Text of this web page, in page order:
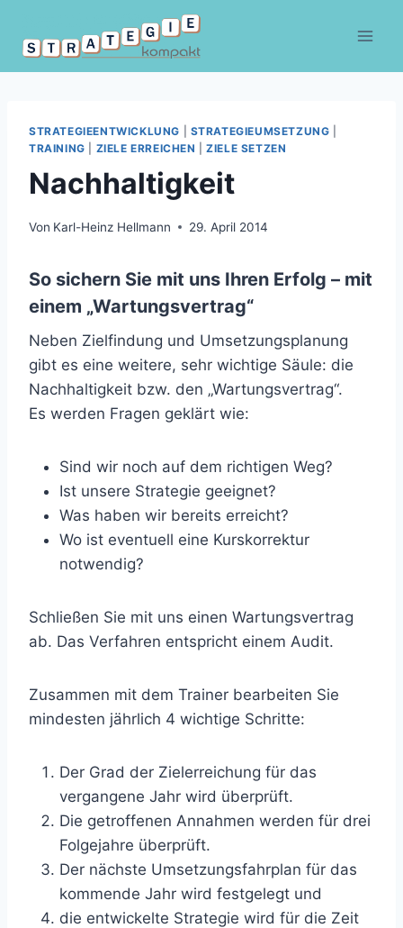
Inhalt
springen
STRATEGIEENTWICKLUNG STRATEGIEUMSETZUNG
TRAINING
ZIELE ERREICHEN |ZIELE SETZEN
Nachhaltigkeit
Von Karl-Heinz Hellmann 29. April 2014
So sichern Sie mit uns Ihren Erfolg – mit
einem „Wartungsvertrag“
Neben Zielfindung und Umsetzungsplanung
gibt es eine weitere, sehr wichtige Säule: die
Nachhaltigkeit bzw. den „Wartungsvertrag“.
Es werden Fragen geklärt wie:
Sind wir noch auf dem richtigen Weg?
Ist unsere Strategie geeignet?
Was haben wir bereits erreicht?
Wo ist eventuell eine Kurskorrektur
notwendig?
Schließen Sie mit uns einen Wartungsvertrag
ab. Das Verfahren entspricht einem Audit.
Zusammen mit dem Trainer bearbeiten Sie
mindesten jährlich 4 wichtige Schritte:
Der Grad der Zielerreichung für das
vergangene Jahr wird überprüft.
Die getroffenen Annahmen werden für drei
Folgejahre überprüft.
Der nächste Umsetzungsfahrplan für das
kommende Jahr wird festgelegt und
die entwickelte Strategie wird für die Zeit